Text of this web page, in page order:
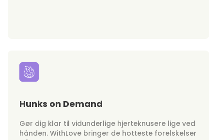
Hunks on Demand
Gør dig klar til vidunderlige hjerteknusere lige ved
hånden. WithLove bringer de hotteste forelskelser